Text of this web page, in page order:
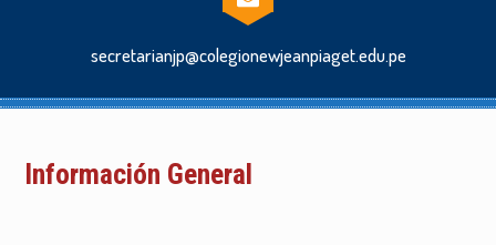
secretarianjp@colegionewjeanpiaget.edu.pe
Información General